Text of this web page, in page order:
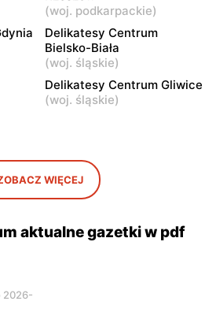
Delikatesy Centrum
Ożarów Mazowiecki, ul.
Partyzantów 10
Delikatesy Centrum
Konstancin-Jeziorna, ul.
(woj. podkarpackie)
Delikatesy Centrum
Bielsko-Biała
(woj. śląskie)
Delikatesy Centrum Gliwice
(woj. śląskie)
WIĘCEJ
aktualne gazetki w pdf
2026-